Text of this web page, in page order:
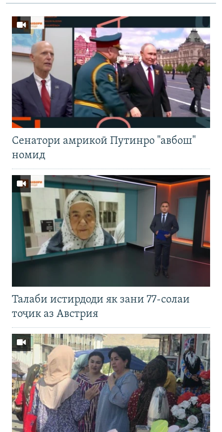
Cенатори амрикоӣ Путинро "авбош"
номид
Талаби истирдоди як зани 77-солаи
тоҷик аз Австрия